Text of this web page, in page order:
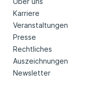
Karriere
Veranstaltungen
Presse
Rechtliches
Auszeichnungen
Newsletter